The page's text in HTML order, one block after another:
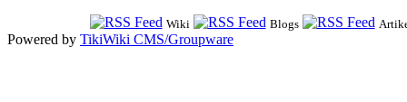
Wiki Blogs
Powered by TikiWiki CMS/Groupware